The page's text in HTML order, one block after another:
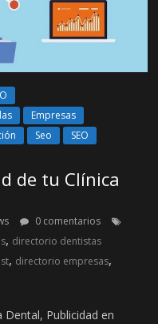
Empresas
Seo
SEO
de tu Clínica
0 comentarios
, directorio dentistas
, directorio empresas,
Dental, Publicidad en